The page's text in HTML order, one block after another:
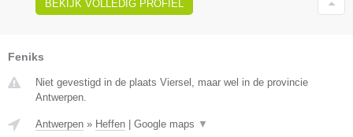
BEKIJK VOLLEDIG PROFIEL
Feniks
Niet gevestigd in de plaats Viersel, maar wel in de provincie
Antwerpen.
Antwerpen » Heffen Google maps ▼